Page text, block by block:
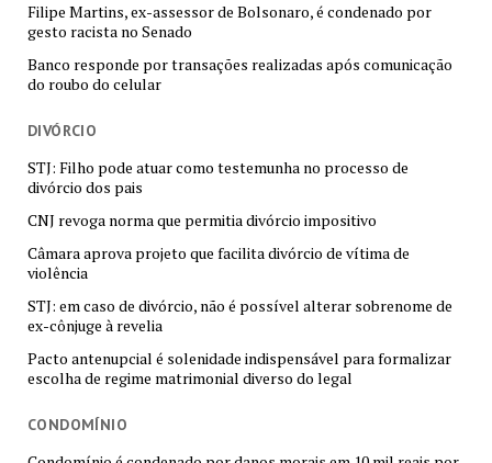
Filipe Martins, ex-assessor de Bolsonaro, é condenado por
gesto racista no Senado
Banco responde por transações realizadas após comunicação
do roubo do celular
DIVÓRCIO
STJ: Filho pode atuar como testemunha no processo de
divórcio dos pais
CNJ revoga norma que permitia divórcio impositivo
Câmara aprova projeto que facilita divórcio de vítima de
violência
STJ: em caso de divórcio, não é possível alterar sobrenome de
ex-cônjuge à revelia
Pacto antenupcial é solenidade indispensável para formalizar
escolha de regime matrimonial diverso do legal
CONDOMÍNIO